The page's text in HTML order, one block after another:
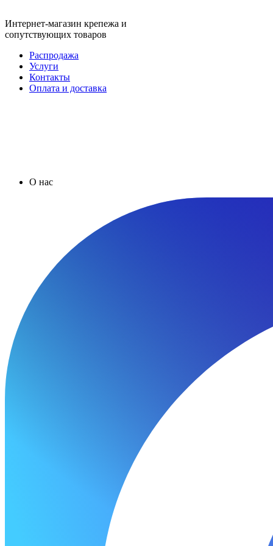
Интернет-магазин крепежа и
сопутствующих товаров
Распродажа
Услуги
Контакты
Оплата и доставка
О нас